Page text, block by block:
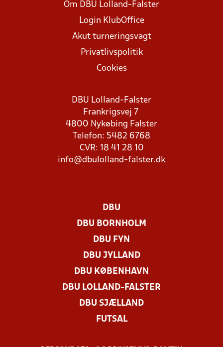
Om DBU Lolland-Falster
Login KlubOffice
Akut turneringsvagt
Privatlivspolitik
Cookies
DBU Lolland-Falster
Frankrigsvej 7
4800 Nykøbing Falster
Telefon: 5482 6768
CVR: 18 41 28 10
info@dbulolland-falster.dk
DBU
DBU BORNHOLM
DBU FYN
DBU JYLLAND
DBU KØBENHAVN
DBU LOLLAND-FALSTER
DBU SJÆLLAND
FUTSAL